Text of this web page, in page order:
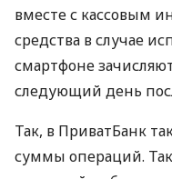
вместе с кассовым
средства в случае
смартфоне
следующий день
Так, в ПриватБанк
суммы операций.